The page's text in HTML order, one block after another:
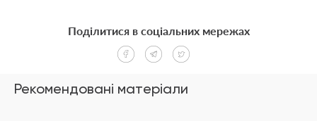
Рекомендовані матеріали
Поділитися в соціальних мережах